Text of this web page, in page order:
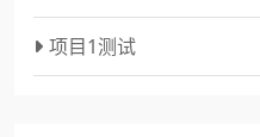
项目1测试